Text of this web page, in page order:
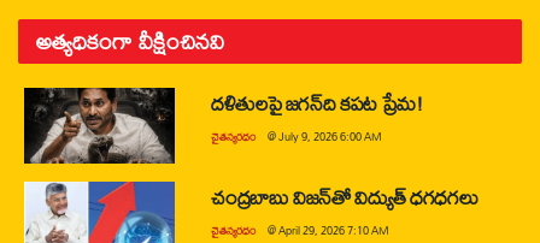
అత్యధికంగా వీక్షించినవి
దళితులపై జగన్‌ది కపట ప్రేమ!
చైతన్యరధం @July 9, 2026 6:00 AM
చంద్రబాబు విజన్‌తో విద్యుత్ ధగధగలు
చైతన్యరధం @April 29, 2026 7:10 AM